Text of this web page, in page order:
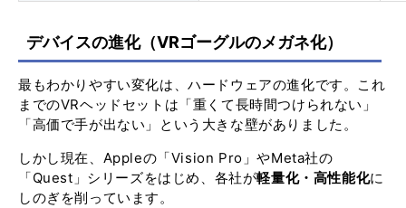
デバイスの進化（VRゴーグルのメガネ化）
最もわかりやすい変化は、ハードウェアの進化です。これ
までのVRヘッドセットは「重くて長時間つけられない」
「高価で手が出ない」という大きな壁がありました。
しかし現在、Appleの「Vision Pro」やMeta社の
「Quest」シリーズをはじめ、各社が軽量化・高性能化に
しのぎを削っています。